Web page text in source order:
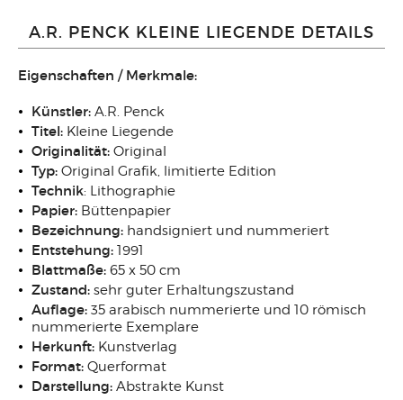
A.R. PENCK KLEINE LIEGENDE DETAILS
Eigenschaften / Merkmale:
Künstler: A.R. Penck
Titel: Kleine Liegende
Originalität: Original
Typ: Original Grafik, limitierte Edition
Technik: Lithographie
Papier: Büttenpapier
Bezeichnung: handsigniert und nummeriert
Entstehung: 1991
Blattmaße: 65 x 50 cm
Zustand: sehr guter Erhaltungszustand
Auflage: 35 arabisch nummerierte und 10 römisch
nummerierte Exemplare
Herkunft: Kunstverlag
Format: Querformat
Darstellung: Abstrakte Kunst